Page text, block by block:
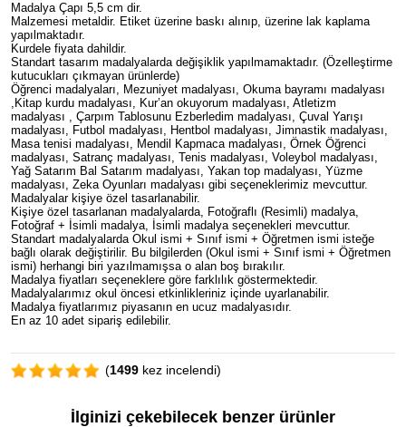
Madalya Çapı 5,5 cm dir.
Malzemesi metaldir. Etiket üzerine baskı alınıp, üzerine lak kaplama
yapılmaktadır.
Kurdele fiyata dahildir.
Standart tasarım madalyalarda değişiklik yapılmamaktadır. (Özelleştirme
kutucukları çıkmayan ürünlerde)
Öğrenci madalyaları, Mezuniyet madalyası, Okuma bayramı madalyası
,Kitap kurdu madalyası, Kur’an okuyorum madalyası, Atletizm
madalyası , Çarpım Tablosunu Ezberledim madalyası, Çuval Yarışı
madalyası, Futbol madalyası, Hentbol madalyası, Jimnastik madalyası,
Masa tenisi madalyası, Mendil Kapmaca madalyası, Örnek Öğrenci
madalyası, Satranç madalyası, Tenis madalyası, Voleybol madalyası,
Yağ Satarım Bal Satarım madalyası, Yakan top madalyası, Yüzme
madalyası, Zeka Oyunları madalyası gibi seçeneklerimiz mevcuttur.
Madalyalar kişiye özel tasarlanabilir.
Kişiye özel tasarlanan madalyalarda, Fotoğraflı (Resimli) madalya,
Fotoğraf + İsimli madalya, İsimli madalya seçenekleri mevcuttur.
Standart madalyalarda Okul ismi + Sınıf ismi + Öğretmen ismi isteğe
bağlı olarak değiştirilir. Bu bilgilerden (Okul ismi + Sınıf ismi + Öğretmen
ismi) herhangi biri yazılmamışsa o alan boş bırakılır.
Madalya fiyatları seçeneklere göre farklılık göstermektedir.
Madalyalarımız okul öncesi etkinlikleriniz içinde uyarlanabilir.
Madalya fiyatlarımız piyasanın en ucuz madalyasıdır.
En az 10 adet sipariş edilebilir.
(1499 kez incelendi)
İlginizi çekebilecek benzer ürünler